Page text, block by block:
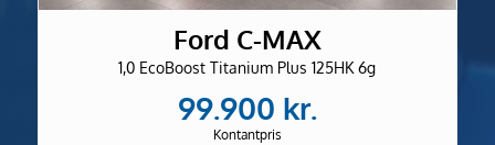
Ford C-MAX
1,0 EcoBoost Titanium Plus 125HK 6g
99.900 kr.
Kontantpris